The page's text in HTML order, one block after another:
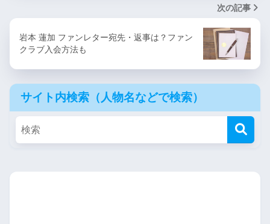
次の記事
岩本 蓮加 ファンレター宛先・返事は？ファン
クラブ入会方法も
サイト内検索（人物名などで検索）